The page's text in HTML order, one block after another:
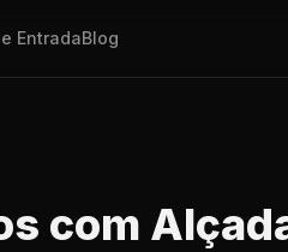
EntradaBlog
com